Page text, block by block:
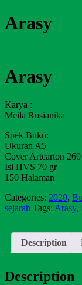
Arasy
Arasy
Karya :
Meila Rosianika
Spek Buku:
Ukuran A5
Cover Artcarton 260
Isi HVS 70 gr
150 Halaman
Categories: 2020,
sejarah Tags: Arasy,
Description
Description